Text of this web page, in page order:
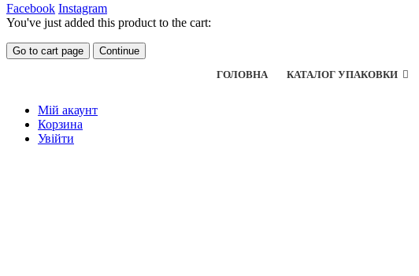
Facebook Instagram
You've just added this product to the cart:
Go to cart page
Continue
ГОЛОВНА
КАТАЛОГ УПАКОВКИ
Мій акаунт
Корзина
Увійти